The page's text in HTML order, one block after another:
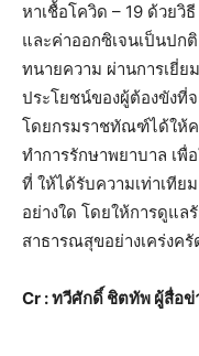
หาเชื้อโควิด – 19 ด้วย
และค่าออกซิเจนเป็นปก
ทนายความ ผ่านการเยี่ย
ประโยชน์ของผู้ต้องขังที่
โดยกรมราชทัณฑ์ได้ให้
ทำการรักษาพยาบาล เพื่
ที่ ให้ได้รับความเท่าเทีย
อย่างใด โดยให้การดูแล
สาธารณสุขอย่างเคร่งค
Cr : ทวีศักดิ์ ชิตทัพ ผู้สื่อ